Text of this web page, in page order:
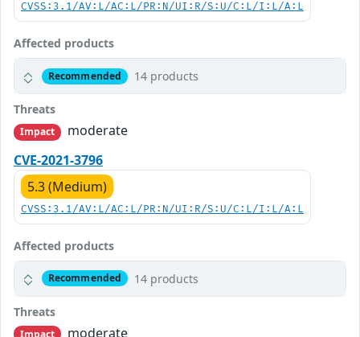
CVSS:3.1/AV:L/AC:L/PR:N/UI:R/S:U/C:L/I:L/A:L
Affected products
Recommended 14 products
Threats
Impact
moderate
CVE-2021-3796
5.3 (Medium)
CVSS:3.1/AV:L/AC:L/PR:N/UI:R/S:U/C:L/I:L/A:L
Affected products
Recommended 14 products
Threats
Impact
moderate